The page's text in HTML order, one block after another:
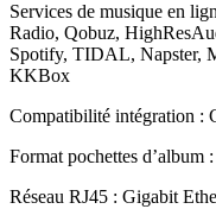
Services de musique en
Radio, Qobuz,
Spotify, TIDAL, Napster,
KKBox
Compatibilité intégration :
Format pochettes d’album
Réseau RJ45 : Gigabit